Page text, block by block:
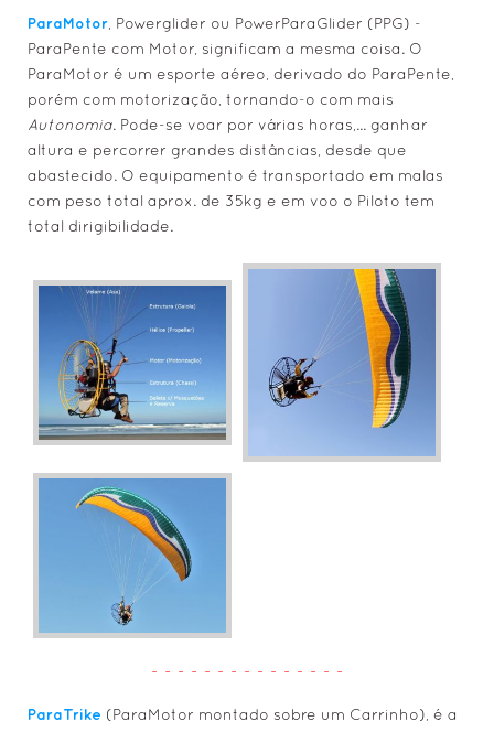
ParaMotor, Powerglider ou PowerParaGlider (PPG) -
ParaPente com Motor, significam a mesma coisa. O
ParaMotor é um esporte aéreo, derivado do ParaPente,
porém com motorização, tornando-o com mais
Autonomia. Pode-se voar por várias horas,... ganhar
altura e percorrer grandes distâncias, desde que
abastecido. O equipamento é transportado em malas
com peso total aprox. de 35kg e em voo o Piloto tem
total dirigibilidade.
- - - - - - - - - - - - - - -
ParaTrike (ParaMotor montado sobre um Carrinho), é a